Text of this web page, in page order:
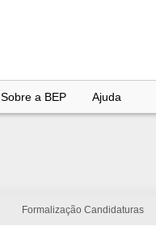
Sobre a BEP Ajuda
Formalização Candidaturas